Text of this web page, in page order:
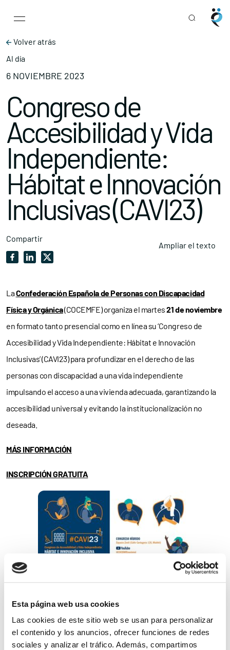
Esta página web usa cookies
Las cookies de este sitio web se usan para personalizar
el contenido y los anuncios, ofrecer funciones de redes
sociales y analizar el tráfico. Además, compartimos
Main Navigation
Volver atrás
Al día
6 NOVIEMBRE 2023
Congreso de
Accesibilidad y Vida
Independiente:
Hábitat e Innovación
Inclusivas (CAVI23)
Compartir
Ampliar el texto
LaConfederación Española de Personas con Discapacidad
Física y Orgánica(COCEMFE) organiza el martes21 de noviembre
en formato tanto presencial como en línea su ‘Congreso de
Accesibilidad y Vida Independiente: Hábitat e Innovación
Inclusivas’ (CAVI23) para profundizar en el derecho de las
personas con discapacidad a una vida independiente
impulsando el acceso a una vivienda adecuada, garantizando la
accesibilidad universal y evitando la institucionalización no
deseada.
MÁS INFORMACIÓN
INSCRIPCIÓN GRATUITA
Noticias
relacionadas